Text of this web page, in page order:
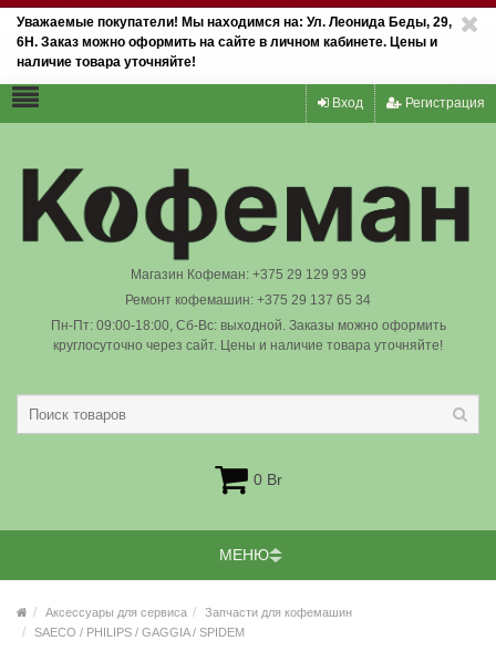
Уважаемые покупатели! Мы находимся на: Ул. Леонида Беды, 29,
6Н. Заказ можно оформить на сайте в личном кабинете. Цены и
наличие товара уточняйте!
Вход Регистрация
Магазин Кофеман: +375 29 129 93 99
Ремонт кофемашин: +375 29 137 65 34
Пн-Пт: 09:00-18:00, Сб-Вс: выходной. Заказы можно оформить
круглосуточно через сайт. Цены и наличие товара уточняйте!
0 Br
МЕНЮ
Аксессуары для сервиса
Запчасти для кофемашин
SAECO / PHILIPS / GAGGIA / SPIDEM